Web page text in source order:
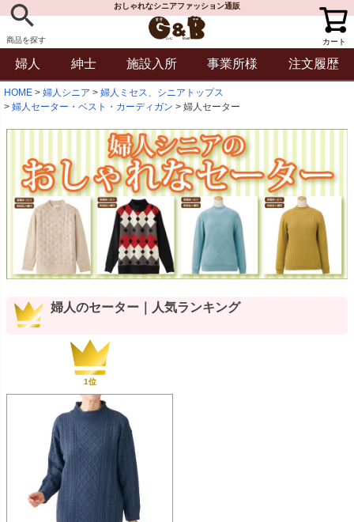
商品を探す
おしゃれなシニアファッション通販
カート
婦人 紳士 施設入所 事業所様 注文履歴
HOME 婦人シニア
婦人ミセス、シニアトップス
婦人セーター・ベスト・カーディガン
婦人セーター
婦人のセーター｜人気ランキング